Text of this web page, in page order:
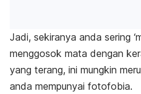
Jadi, sekiranya anda sering
menggosok mata dengan
yang terang, ini mungkin
anda mempunyai fotofobia.